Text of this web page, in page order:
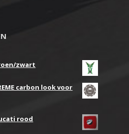
zwart
carbon look voor
rood